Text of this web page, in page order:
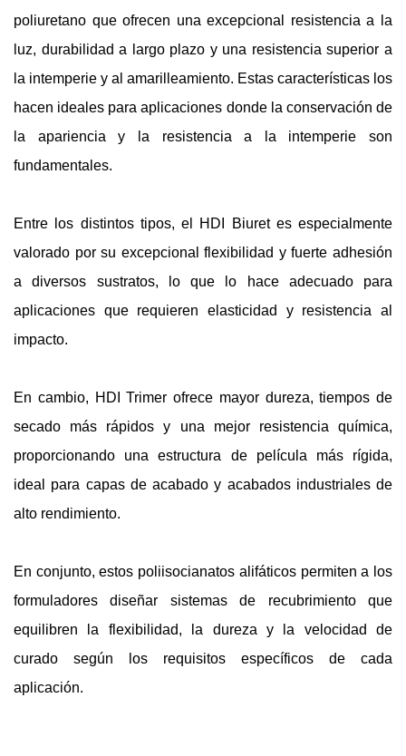
poliuretano que ofrecen una excepcional resistencia a la
luz, durabilidad a largo plazo y una resistencia superior a
la intemperie y al amarilleamiento. Estas características los
hacen ideales para aplicaciones donde la conservación de
la apariencia y la resistencia a la intemperie son
fundamentales.
Entre los distintos tipos, el HDI Biuret es especialmente
valorado por su excepcional flexibilidad y fuerte adhesión
a diversos sustratos, lo que lo hace adecuado para
aplicaciones que requieren elasticidad y resistencia al
impacto.
En cambio, HDI Trimer ofrece mayor dureza, tiempos de
secado más rápidos y una mejor resistencia química,
proporcionando una estructura de película más rígida,
ideal para capas de acabado y acabados industriales de
alto rendimiento.
En conjunto, estos poliisocianatos alifáticos permiten a los
formuladores diseñar sistemas de recubrimiento que
equilibren la flexibilidad, la dureza y la velocidad de
curado según los requisitos específicos de cada
aplicación.